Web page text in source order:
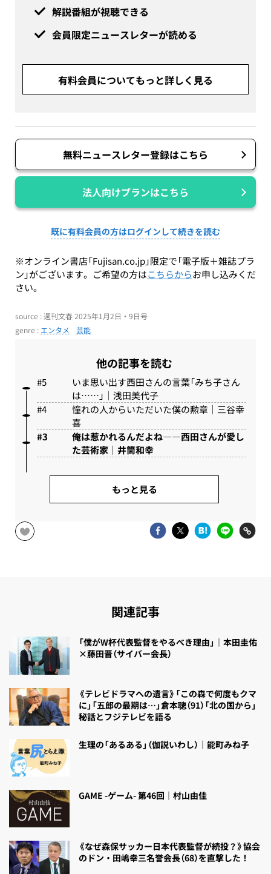
解説番組が視聴できる
会員限定ニュースレターが読める
有料会員についてもっと詳しく見る
無料ニュースレター登録はこちら
法人向けプランはこちら
既に有料会員の方はログインして続きを読む
※オンライン書店「Fujisan.co.jp」限定で「電子版＋雑誌プラ
ン」がございます。ご希望の方はこちらからお申し込みくだ
さい。
source : 週刊文春 2025年1月2日・9日号
genre : エンタメ 芸能
他の記事を読む
いま思い出す西田さんの言葉「みち子さん
は……」｜浅田美代子
憧れの人からいただいた僕の勲章｜三谷幸
喜
俺は惹かれるんだよね――西田さんが愛し
た芸術家｜井筒和幸
もっと見る
関連記事
「僕がW杯代表監督をやるべき理由」｜本田圭佑
×藤田晋（サイバー会長）
《テレビドラマへの遺言》「この森で何度もクマ
に」「五郎の最期は…」倉本聰（91）「北の国から」
秘話とフジテレビを語る
生理の「あるある」（伽説いわし）｜能町みね子
GAME -ゲーム- 第46回｜村山由佳
《なぜ森保サッカー日本代表監督が続投？》協会
のドン・田嶋幸三名誉会長（68）を直撃した！